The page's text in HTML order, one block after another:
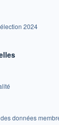
2024
données